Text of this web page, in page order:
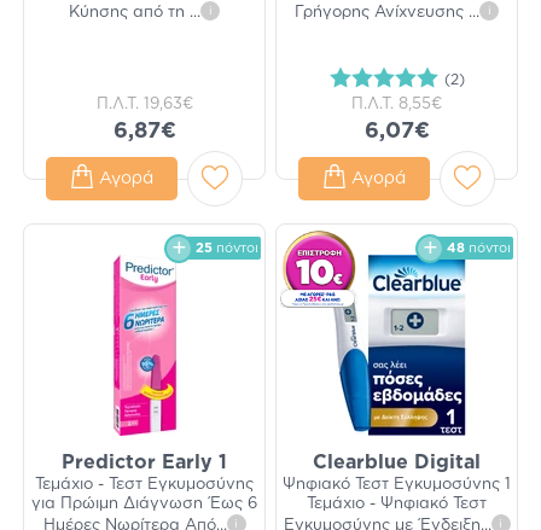
Κύησης από τη ... i
Π.Λ.Τ. 19,63€
6,87€
Αγορά
Γρήγορης Ανίχνευσης ... i
(2)
Π.Λ.Τ. 8,55€
6,07€
Αγορά
25 πόντοι
Predictor Early 1
Τεμάχιο - Τεστ Εγκυμοσύνης
για Πρώιμη Διάγνωση Έως 6
Ημέρες Νωρίτερα Από... i
48 πόντοι
Clearblue Digital
Ψηφιακό Τεστ Εγκυμοσύνης 1
Τεμάχιο - Ψηφιακό Τεστ
Εγκυμοσύνης με Ένδειξη... i